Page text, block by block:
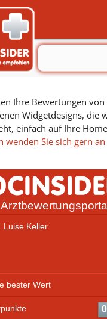
Ihre Bewertungen
Widgetdesigns, die
einfach auf Ihre
wenden Sie sich gern